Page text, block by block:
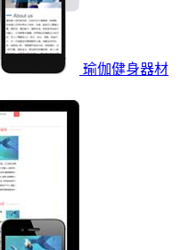
瑜伽健身器材